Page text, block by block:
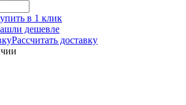
в 1 клик
дешевле
Рассчитать доставку